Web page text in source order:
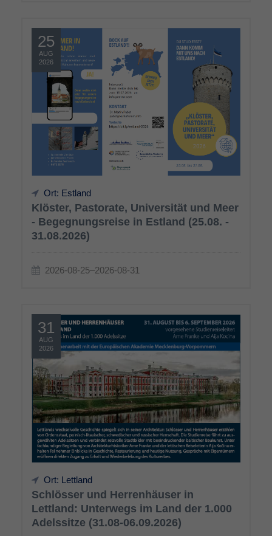
25
AUG
2026
Ort: Estland
Klöster, Pastorate, Universität und Meer
- Begegnungsreise in Estland (25.08. -
31.08.2026)
2026-08-25–2026-08-31
31
AUG
2026
Ort: Lettland
Schlösser und Herrenhäuser in
Lettland: Unterwegs im Land der 1.000
Adelssitze (31.08-06.09.2026)